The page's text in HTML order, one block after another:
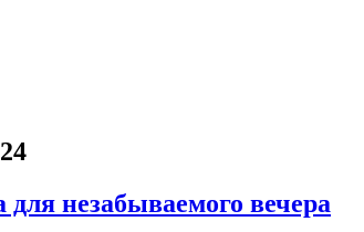
незабываемого вечера